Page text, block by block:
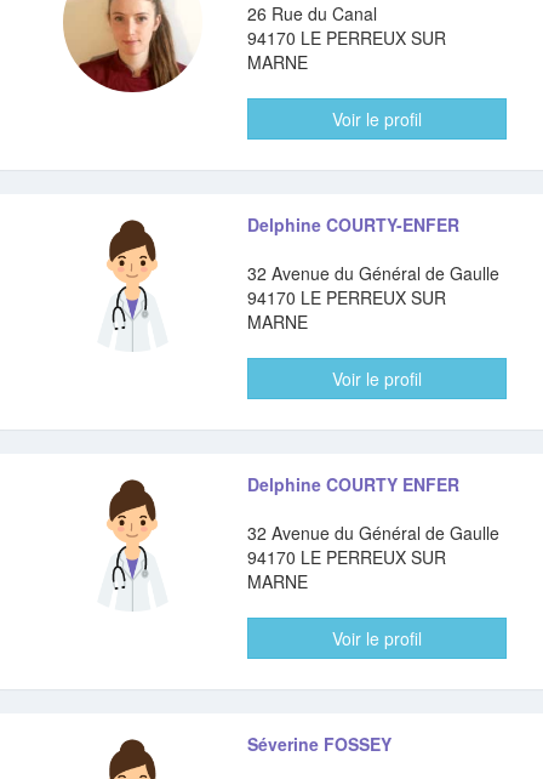
26 Rue du Canal
94170 LE PERREUX SUR
MARNE
Voir le profil
Delphine COURTY-ENFER
32 Avenue du Général de Gaulle
94170 LE PERREUX SUR
MARNE
Voir le profil
Delphine COURTY ENFER
32 Avenue du Général de Gaulle
94170 LE PERREUX SUR
MARNE
Voir le profil
Séverine FOSSEY